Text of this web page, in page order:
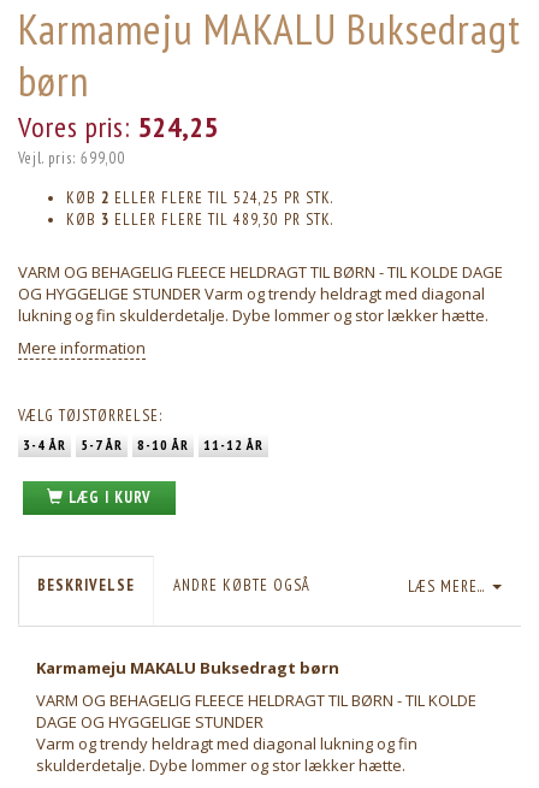
Karmameju MAKALU Buksedragt
børn
Vores pris: 524,25
Vejl. pris: 699,00
KØB 2 ELLER FLERE TIL 524,25 PR STK.
KØB 3 ELLER FLERE TIL 489,30 PR STK.
VARM OG BEHAGELIG FLEECE HELDRAGT TIL BØRN - TIL KOLDE DAGE
OG HYGGELIGE STUNDER Varm og trendy heldragt med diagonal
lukning og fin skulderdetalje. Dybe lommer og stor lækker hætte.
Mere information
VÆLG TØJSTØRRELSE:
3-4 ÅR 5-7 ÅR 8-10 ÅR 11-12 ÅR
LÆG I KURV
LÆS MERE...
BESKRIVELSE ANDRE KØBTE OGSÅ
Karmameju MAKALU Buksedragt børn
VARM OG BEHAGELIG FLEECE HELDRAGT TIL BØRN - TIL KOLDE
DAGE OG HYGGELIGE STUNDER
Varm og trendy heldragt med diagonal lukning og fin
skulderdetalje. Dybe lommer og stor lækker hætte.